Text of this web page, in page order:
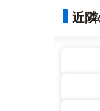
近